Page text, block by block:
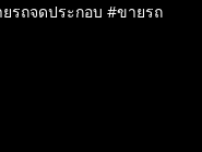
รถจดประกอบ #ขายรถ